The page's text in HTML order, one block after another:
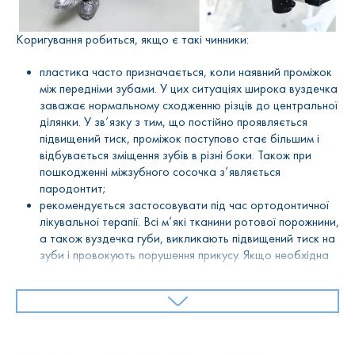
процедури всі дефекти при вимові повністю зникають.
У дорослих коротка вуздечка може викликати
порушення прикусу і проблем при пережовуванні їжі, в
органів.
Наявність короткої вуздечки, а також її близьке
прикріплення до ділянки краю в альвеолярному
відростку може спричинити відтягування міжзубних
сосочків в проміжку передніх зубів. У підсумку в кістковій
тканині з’являється ділянка між ділянками лунок зубів,
яку також називають діастемою. Додатково, може
збільшитися розмір простору між коронками.
Вкорочена вуздечка спричиняє відтягування ясен, в
результаті цього з’являється ясенна кишеня,
ясен.
Коригування робиться, якщо є такі чинники:
пластика часто призначається, коли наявний проміжок
між передніми зубами. У цих ситуаціях широка вуздечка
заважає нормальному сходженню різців до центральної
ділянки. У зв’язку з тим, що постійно проявляється
підвищений тиск, проміжок поступово стає більшим і
відбувається зміщення зубів в різні боки. Також при
пошкодженні міжзубного сосочка з’являється
пародонтит;
рекомендується застосовувати під час ортодонтичної
лікувальної терапії. Всі м’які тканини ротової порожнини,
а також вуздечка губи, викликають підвищений тиск на
зуби і провокують порушення прикусу. Якщо необхідна
виконується пластика вуздечки губи;
якщо є патології пародонту, а також ризик їх